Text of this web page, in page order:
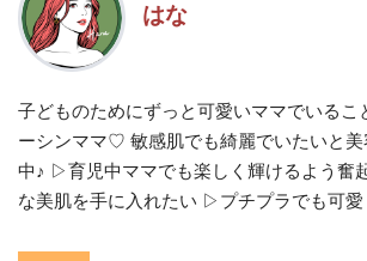
はな
子どものためにずっと可愛いママでいるこ
ーシンママ♡ 敏感肌でも綺麗でいたいと
中♪ ▷育児中ママでも楽しく輝けるよう奮
な美肌を手に入れたい ▷プチプラでも可